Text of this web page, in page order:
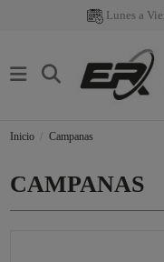
Lunes a
Inicio Campanas
CAMPANAS